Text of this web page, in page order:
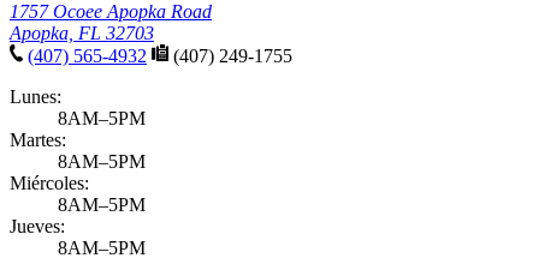
1757 Ocoee Apopka Road
Apopka, FL 32703
(407) 565-4932
(407) 249-1755
Lunes:
8AM–5PM
Martes:
8AM–5PM
Miércoles:
8AM–5PM
Jueves:
8AM–5PM